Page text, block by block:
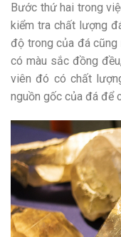
Bước thứ hai trong
kiểm tra chất lượng
độ trong của đá cũng
có màu sắc đồng
viên đó có chất
nguồn gốc của đá để